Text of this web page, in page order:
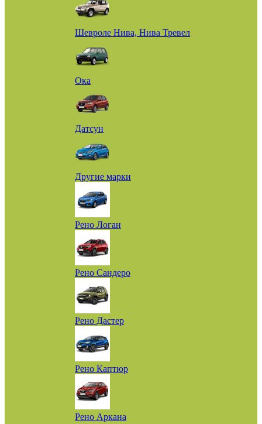
Шевроле Нива, Нива Тревел
Ока
Датсун
Другие марки
Рено Логан
Рено Сандеро
Рено Дастер
Рено Каптюр
Рено Аркана